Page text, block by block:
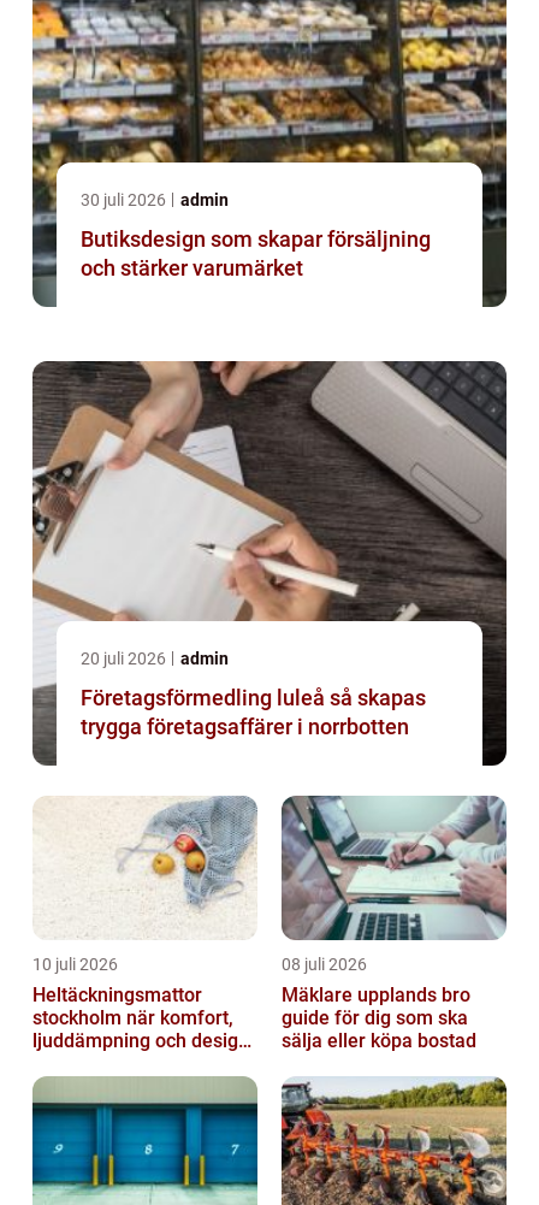
30 juli 2026 admin
Butiksdesign som skapar försäljning
och stärker varumärket
20 juli 2026 admin
Företagsförmedling luleå så skapas
trygga företagsaffärer i norrbotten
10 juli 2026
Heltäckningsmattor
stockholm när komfort,
ljuddämpning och design
08 juli 2026
Mäklare upplands bro
guide för dig som ska
sälja eller köpa bostad